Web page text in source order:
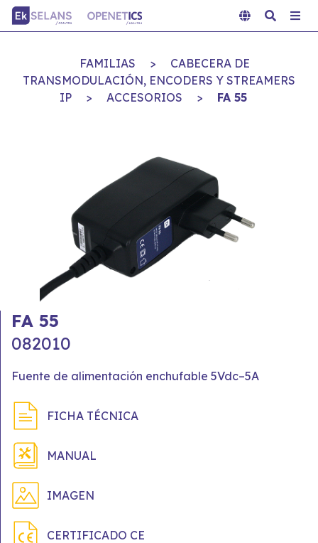
FAMILIAS >
CABECERA DE
TRANSMODULACIÓN, ENCODERS Y STREAMERS
IP
> ACCESORIOS > FA 55
FA 55
082010
Fuente de alimentación enchufable 5Vdc–5A
FICHA TÉCNICA
MANUAL
IMAGEN
CERTIFICADO CE